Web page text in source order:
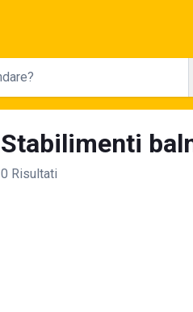
Stabilimenti
0 Risultati